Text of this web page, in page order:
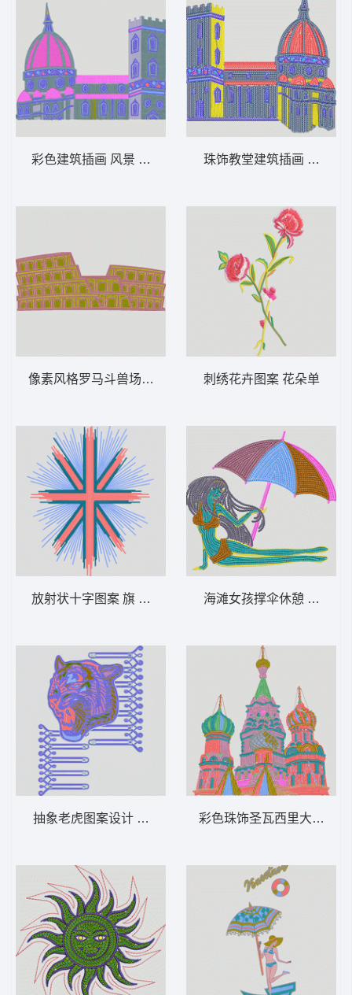
彩色建筑插画 风景 多色珠片 建筑 古堡
像素风格罗马斗兽场 风景 多色珠片 建筑 古
放射状十字图案 旗 米字旗 多色珠片
抽象老虎图案设计 虎头 多色珠片
珠饰教堂建筑插画 风景 多
刺绣花卉图案 花朵单
海滩女孩撑伞休憩 伞 美
彩色珠饰圣瓦西里大教堂